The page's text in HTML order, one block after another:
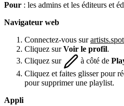
Pour : les admins et les éditeurs et
Navigateur web
Connectez-vous sur
Cliquez surVoir le profil.
Cliquez sur
à côté de
Cliquez et faites glisser pour
pour supprimer une playlist.
Appli